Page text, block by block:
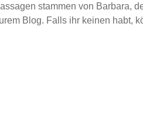
stammen von Barbara,
Blog. Falls ihr keinen habt,